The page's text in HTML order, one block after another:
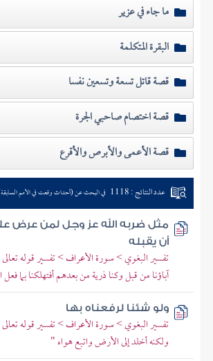
ما جاء في عزير
البقرة المتكلمة
قصة قاتل تسعة وتسعين نفسا
قصة اختصام صاحبي الجرة
قصة الأعمى والأبرص والأقرع
عدد النتائج : 1118 في البحث عن (أحداث وقعت في الأمم
مثل ضربه الله عز وجل لمن عرض
أن يقبله
تفسير البغوي > سورة الأعراف > تفسير قوله تعالى
آباؤنا من قبل وكنا ذرية من بعدهم أفتهلكنا بما
ولو شئنا لرفعناه بها
تفسير البغوي > سورة الأعراف > تفسير قوله تعالى
ولكنه أخلد إلى الأرض واتبع هواه "